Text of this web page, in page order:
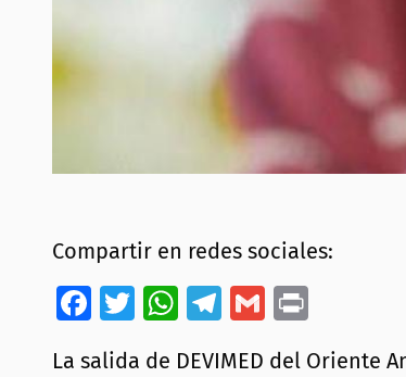
Compartir en redes sociales:
Facebook
Twitter
WhatsApp
Telegram
Gmail
La salida de DEVIMED del